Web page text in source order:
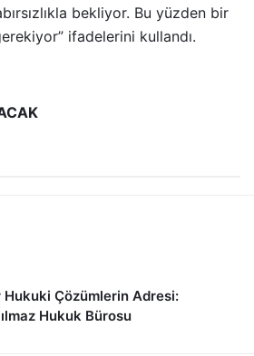
bekliyor. Bu yüzden bir
ifadelerini kullandı.
Hukuki Çözümlerin Adresi:
Hukuk Bürosu